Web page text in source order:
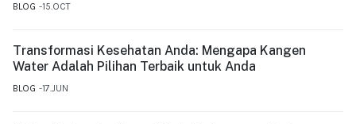
BLOG 15.OCT
Transformasi Kesehatan Anda: Mengapa Kangen
Water Adalah Pilihan Terbaik untuk Anda
BLOG 17.JUN